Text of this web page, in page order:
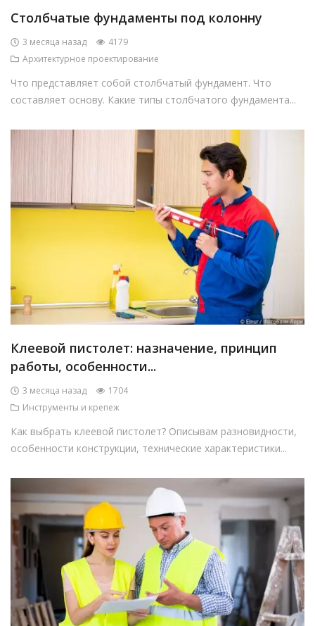
Столбчатые фундаменты под колонну
3 месяца назад
4179
Архитектурное проектирование
Что представляет собой столбчатый фундамент. Что
составляет основу. Какие типы столбчатого фундамента...
Клеевой пистолет: назначение, принцип
работы, особенности...
3 месяца назад
1704
Инструменты и крепеж
Как выбрать клеевой пистолет? Описывам разновидности,
особенности конструкции, технические характеристики...